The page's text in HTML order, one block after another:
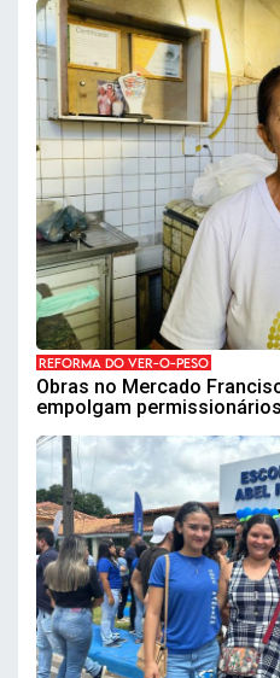
REFORMA DO VER-O-PESO
Obras no Mercado
empolgam permissionários